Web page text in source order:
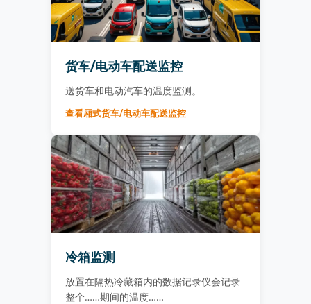
货车/电动车配送监控
送货车和电动汽车的温度监测。
查看厢式货车/电动车配送监控
冷箱监测
放置在隔热冷藏箱内的数据记录仪会记录
整个……期间的温度……